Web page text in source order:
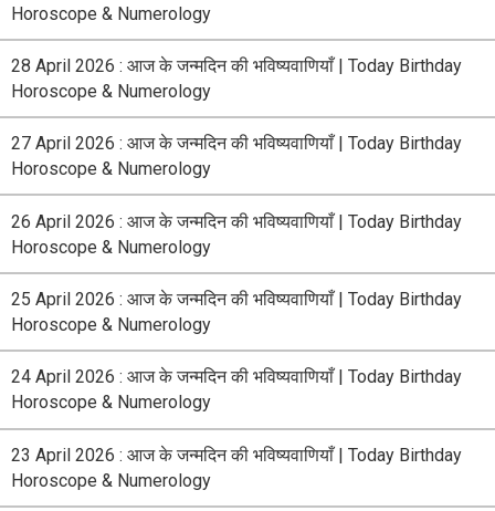
Horoscope & Numerology
28 April 2026 : आज के जन्मदिन की भविष्यवाणियाँ | Today Birthday
Horoscope & Numerology
27 April 2026 : आज के जन्मदिन की भविष्यवाणियाँ | Today Birthday
Horoscope & Numerology
26 April 2026 : आज के जन्मदिन की भविष्यवाणियाँ | Today Birthday
Horoscope & Numerology
25 April 2026 : आज के जन्मदिन की भविष्यवाणियाँ | Today Birthday
Horoscope & Numerology
24 April 2026 : आज के जन्मदिन की भविष्यवाणियाँ | Today Birthday
Horoscope & Numerology
23 April 2026 : आज के जन्मदिन की भविष्यवाणियाँ | Today Birthday
Horoscope & Numerology